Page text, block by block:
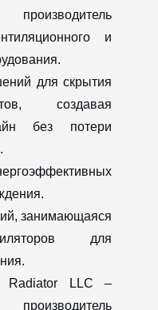
и
для скрытия
создавая
без потери
занимающаяся
для
Radiator LLC –
OK